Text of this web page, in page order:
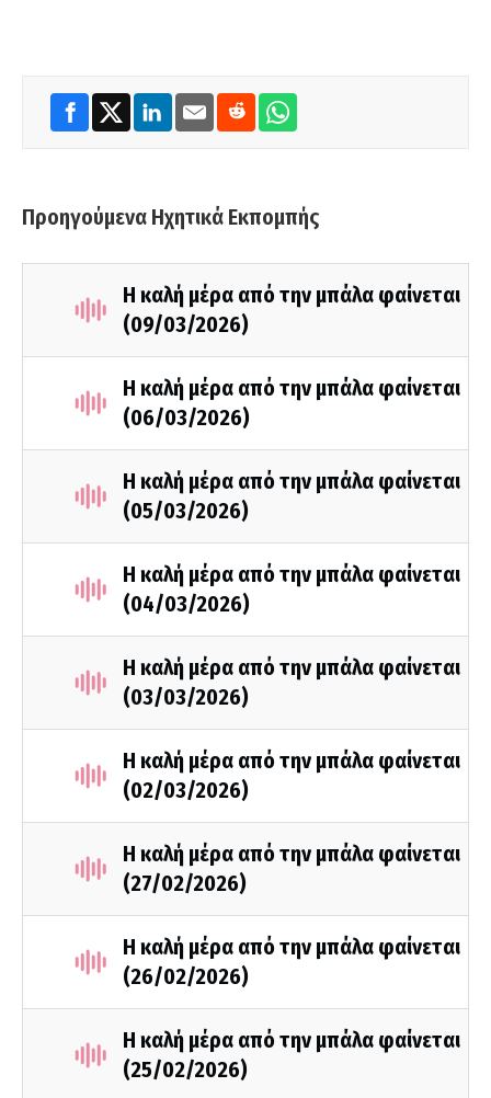
Προηγούμενα Ηχητικά Εκπομπής
Η καλή μέρα από την μπάλα φαίνεται
(09/03/2026)
Η καλή μέρα από την μπάλα φαίνεται
(06/03/2026)
Η καλή μέρα από την μπάλα φαίνεται
(05/03/2026)
Η καλή μέρα από την μπάλα φαίνεται
(04/03/2026)
Η καλή μέρα από την μπάλα φαίνεται
(03/03/2026)
Η καλή μέρα από την μπάλα φαίνεται
(02/03/2026)
Η καλή μέρα από την μπάλα φαίνεται
(27/02/2026)
Η καλή μέρα από την μπάλα φαίνεται
(26/02/2026)
Η καλή μέρα από την μπάλα φαίνεται
(25/02/2026)